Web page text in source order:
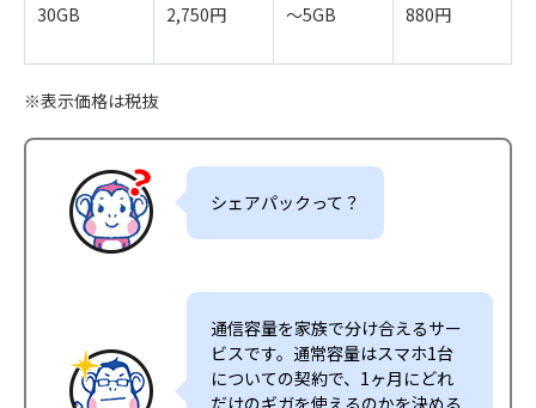
30GB 2,750円 ～5GB 880円
※表示価格は税抜
シェアパックって？
通信容量を家族で分け合えるサー
ビスです。通常容量はスマホ1台
についての契約で、1ヶ月にどれ
だけのギガを使えるのかを決める